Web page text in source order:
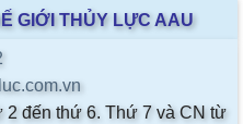
GIỚI THỦY LỰC AAU
2 đến thứ 6. Thứ 7 và CN từ